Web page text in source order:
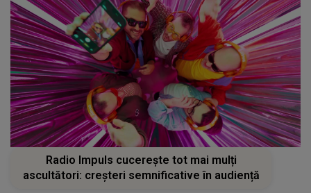
Radio Impuls cucerește tot mai mulți
ascultători: creșteri semnificative în audiență